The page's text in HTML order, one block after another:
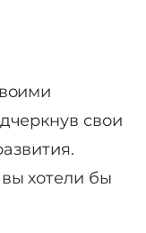
свои
хотели бы